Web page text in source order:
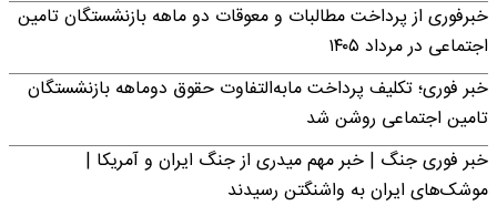
خبرفوری از پرداخت مطالبات و معوقات دو ماهه بازنشستگان تامین
اجتماعی در مرداد ۱۴۰۵
خبر فوری؛ تکلیف پرداخت مابه‌التفاوت حقوق دوماهه بازنشستگان
تامین اجتماعی روشن شد
خبر فوری جنگ | خبر مهم میدری از جنگ ایران و آمریکا |
موشک‌های ایران به واشنگتن رسیدند